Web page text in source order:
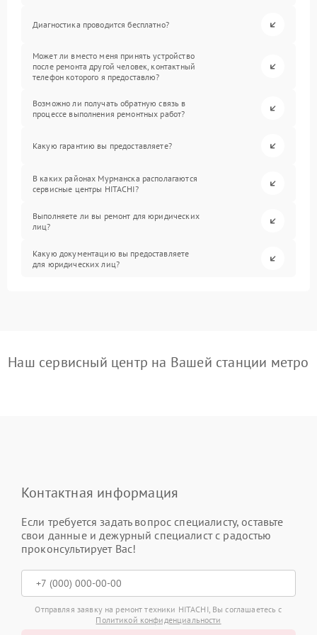
Диагностика проводится бесплатно?
Может ли вместо меня принять устройство
после ремонта другой человек, контактный
телефон которого я предоставлю?
Возможно ли получать обратную связь в
процессе выполнения ремонтных работ?
Какую гарантию вы предоставляете?
В каких районах Мурманска располагаются
сервисные центры HITACHI?
Выполняете ли вы ремонт для юридических
лиц?
Какую документацию вы предоставляете
для юридических лиц?
Наш сервисный центр на Вашей станции метро
Контактная информация
Если требуется задать вопрос специалисту, оставьте
свои данные и дежурный специалист с радостью
проконсультирует Вас!
Отправляя заявку на ремонт техники HITACHI, Вы соглашаетесь с
Политикой конфиденциальности